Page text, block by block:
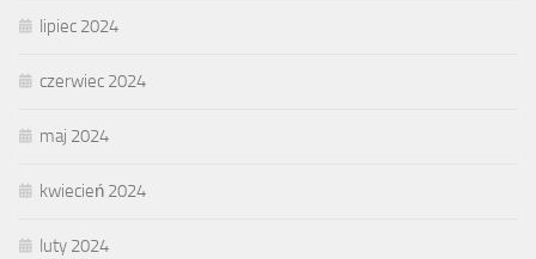
lipiec 2024
czerwiec 2024
maj 2024
kwiecień 2024
luty 2024